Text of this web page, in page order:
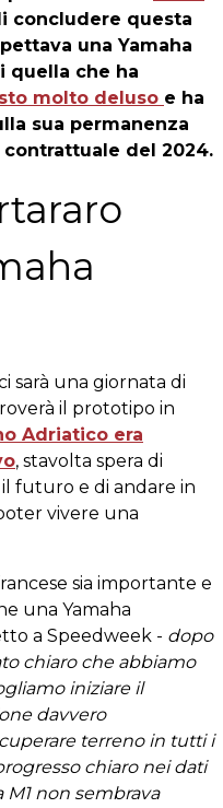
concludere questa
una Yamaha
quella che ha
molto deluso e ha
sua permanenza
del 2024.
sarà una giornata di
il prototipo in
Adriatico era
, stavolta spera di
futuro e di andare in
vivere una
sia importante e
una Yamaha
a Speedweek - dopo
chiaro che abbiamo
iniziare il
davvero
terreno in tutti i
chiaro nei dati
non sembrava